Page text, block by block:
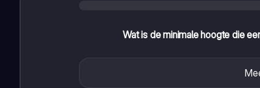
Wat is de minimale hoogte die